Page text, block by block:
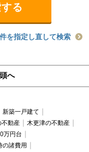
を指定し直して検索
へ
新築一戸建て
不動産
木更津の不動産
万円台
の諸費用